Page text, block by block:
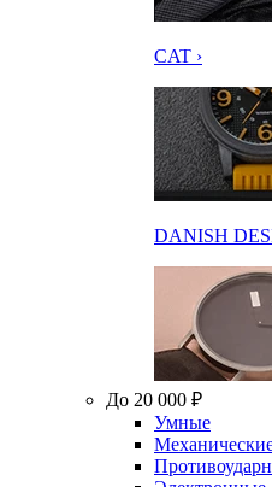
CAT ›
DANISH
До 20 000 ₽
Умные